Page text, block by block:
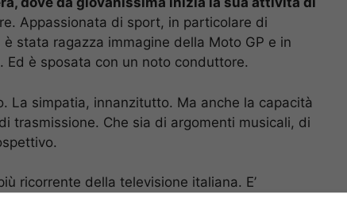
Appassionata di sport, in particolare di
stata ragazza immagine della Moto GP e in
è sposata con un noto conduttore.
La simpatia, innanzitutto. Ma anche la capacità
trasmissione. Che sia di argomenti musicali, di
ricorrente della televisione italiana. E’
di taglio musicale.